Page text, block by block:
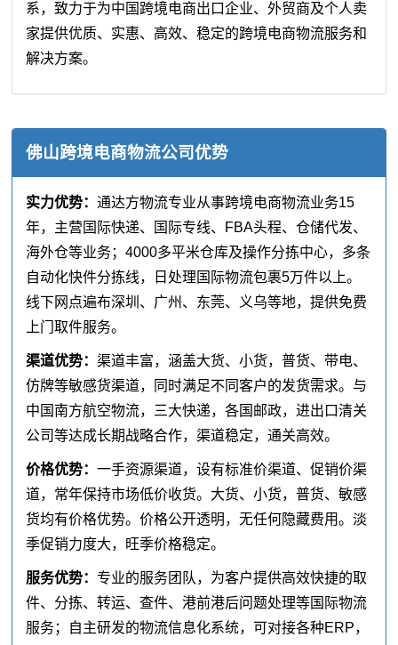
系，致力于为中国跨境电商出口企业、外贸商及个人卖
家提供优质、实惠、高效、稳定的跨境电商物流服务和
解决方案。
佛山跨境电商物流公司优势
实力优势：通达方物流专业从事跨境电商物流业务15
年，主营国际快递、国际专线、FBA头程、仓储代发、
海外仓等业务；4000多平米仓库及操作分拣中心，多条
自动化快件分拣线，日处理国际物流包裹5万件以上。
线下网点遍布深圳、广州、东莞、义乌等地，提供免费
上门取件服务。
渠道优势：渠道丰富，涵盖大货、小货，普货、带电、
仿牌等敏感货渠道，同时满足不同客户的发货需求。与
中国南方航空物流，三大快递，各国邮政，进出口清关
公司等达成长期战略合作，渠道稳定，通关高效。
价格优势：一手资源渠道，设有标准价渠道、促销价渠
道，常年保持市场低价收货。大货、小货，普货、敏感
货均有价格优势。价格公开透明，无任何隐藏费用。淡
季促销力度大，旺季价格稳定。
服务优势：专业的服务团队，为客户提供高效快捷的取
件、分拣、转运、查件、港前港后问题处理等国际物流
服务；自主研发的物流信息化系统，可对接各种ERP，